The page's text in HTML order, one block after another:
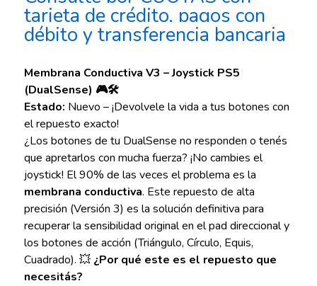
tarjeta de crédito, pagos con
débito y transferencia bancaria
Membrana Conductiva V3 – Joystick PS5
(DualSense) 🎮🛠️
Estado: Nuevo – ¡Devolvele la vida a tus botones con
el repuesto exacto!
¿Los botones de tu DualSense no responden o tenés
que apretarlos con mucha fuerza? ¡No cambies el
joystick! El 90% de las veces el problema es la
membrana conductiva. Este repuesto de alta
precisión (Versión 3) es la solución definitiva para
recuperar la sensibilidad original en el pad direccional y
los botones de acción (Triángulo, Círculo, Equis,
Cuadrado). 💥 ¿Por qué este es el repuesto que
necesitás?